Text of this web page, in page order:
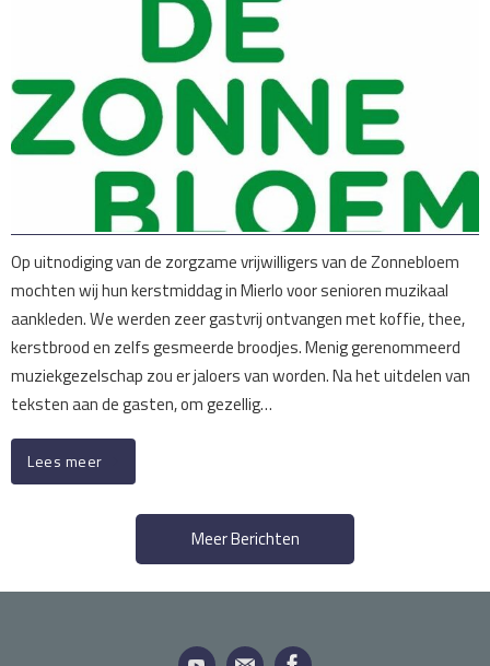
Op uitnodiging van de zorgzame vrijwilligers van de Zonnebloem
mochten wij hun kerstmiddag in Mierlo voor senioren muzikaal
aankleden. We werden zeer gastvrij ontvangen met koffie, thee,
kerstbrood en zelfs gesmeerde broodjes. Menig gerenommeerd
muziekgezelschap zou er jaloers van worden. Na het uitdelen van
teksten aan de gasten, om gezellig…
Lees meer
Meer Berichten